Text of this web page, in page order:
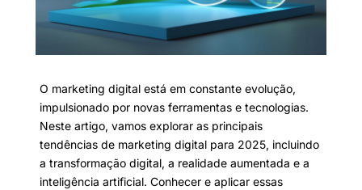
O marketing digital está em constante evolução,
impulsionado por novas ferramentas e tecnologias.
Neste artigo, vamos explorar as principais
tendências de marketing digital para 2025, incluindo
a transformação digital, a realidade aumentada e a
inteligência artificial. Conhecer e aplicar essas